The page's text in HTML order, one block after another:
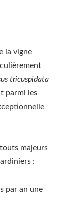
la vigne
tricuspidata
parmi les
majeurs
:
par an une